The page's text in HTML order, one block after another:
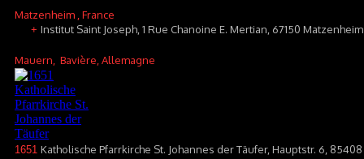
Matzenheim , France
+ Institut Saint Joseph, 1 Rue Chanoine E. Mertian, 67150 Matzenheim
Mauern , Bavière, Allemagne
1651 Katholische Pfarrkirche St. Johannes der Täufer, Hauptstr. 6,